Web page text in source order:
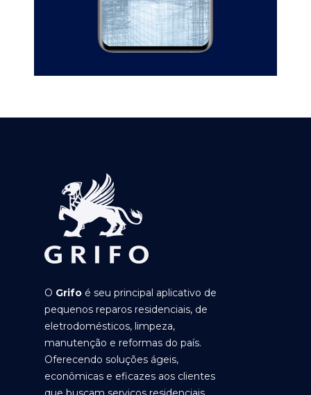
O Grifo é seu principal aplicativo de
pequenos reparos residenciais, de
eletrodomésticos, limpeza,
manutenção e reformas do país.
Oferecendo soluções ágeis,
econômicas e eficazes aos clientes